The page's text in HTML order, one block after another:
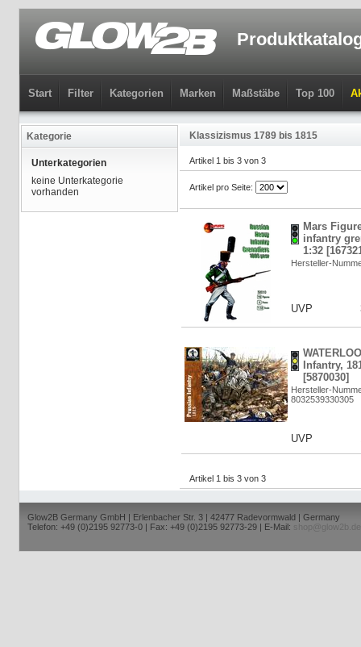
Start Filter Kategorien Marken Maßstäbe Top 100
Kategorie
Unterkategorien
keine Unterkategorie
vorhanden
Klassizismus 1789 bis 1815
Artikel 1 bis 3 von 3
Artikel pro Seite:
Mars
infantry
1:32
Hersteller-
UVP
Infantry,
[5870030]
Hersteller-
8032539330305
UVP
Artikel 1 bis 3 von 3
Glow2B Germany GmbH | Erlenbacher Str. 3 | 42477 Radevormwald | Germany
Telefon: +49 (0)2195 92773-0 | Fax: +49 (0)2195 92773-29 | E-Mail:
shop@glow2b.de